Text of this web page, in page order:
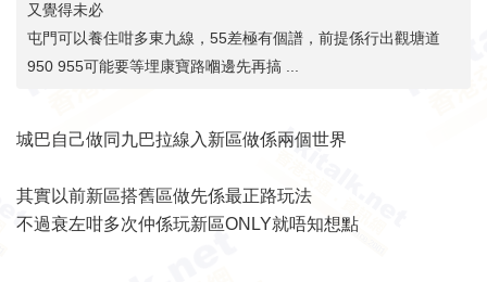
又覺得未必
屯門可以養住咁多東九線，55差極有個譜，前提係行出觀塘道
950 955可能要等埋康寶路嗰邊先再搞 ...
城巴自己做同九巴拉線入新區做係兩個世界
其實以前新區搭舊區做先係最正路玩法
不過衰左咁多次仲係玩新區ONLY就唔知想點